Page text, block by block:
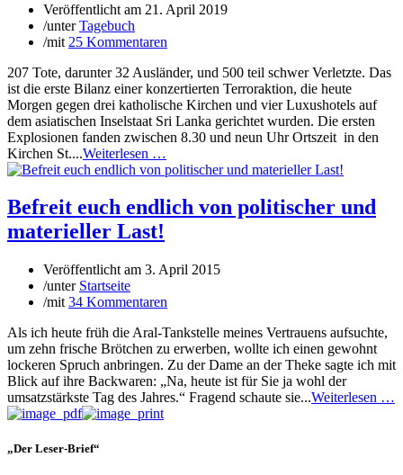
Veröffentlicht am 21. April 2019
/unterTagebuch
/mit 25 Kommentaren
207 Tote, darunter 32 Ausländer, und 500 teil schwer Verletzte. Das
ist die erste Bilanz einer konzertierten Terroraktion, die heute
Morgen gegen drei katholische Kirchen und vier Luxushotels auf
dem asiatischen Inselstaat Sri Lanka gerichtet wurden. Die ersten
Explosionen fanden zwischen 8.30 und neun Uhr Ortszeit in den
Kirchen St....Weiterlesen …
Befreit euch endlich von politischer und
materieller Last!
Veröffentlicht am 3. April 2015
/unter Startseite
/mit 34 Kommentaren
Als ich heute früh die Aral-Tankstelle meines Vertrauens aufsuchte,
um zehn frische Brötchen zu erwerben, wollte ich einen gewohnt
lockeren Spruch anbringen. Zu der Dame an der Theke sagte ich mit
Blick auf ihre Backwaren: „Na, heute ist für Sie ja wohl der
umsatzstärkste Tag des Jahres.“ Fragend schaute sie...Weiterlesen …
„Der Leser-Brief“